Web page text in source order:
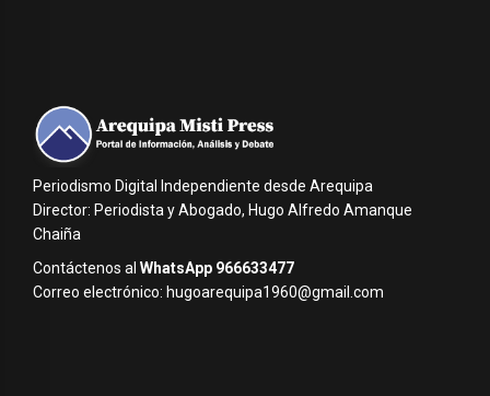
Periodismo Digital Independiente desde Arequipa
Director: Periodista y Abogado, Hugo Alfredo Amanque
Chaiña
Contáctenos al WhatsApp 966633477
Correo electrónico: hugoarequipa1960@gmail.com